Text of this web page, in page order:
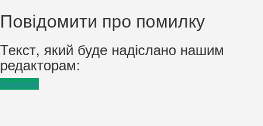
Повідомити про помилку
Текст, який буде надіслано нашим
редакторам:
Надіслати